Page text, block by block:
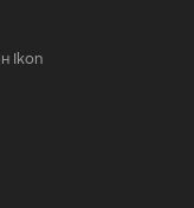
Ikon